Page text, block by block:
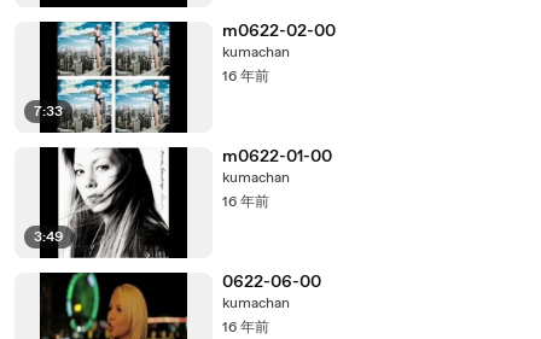
7:33
m0622-02-00
kumachan
16 年前
3:49
m0622-01-00
kumachan
16 年前
0622-06-00
kumachan
16 年前